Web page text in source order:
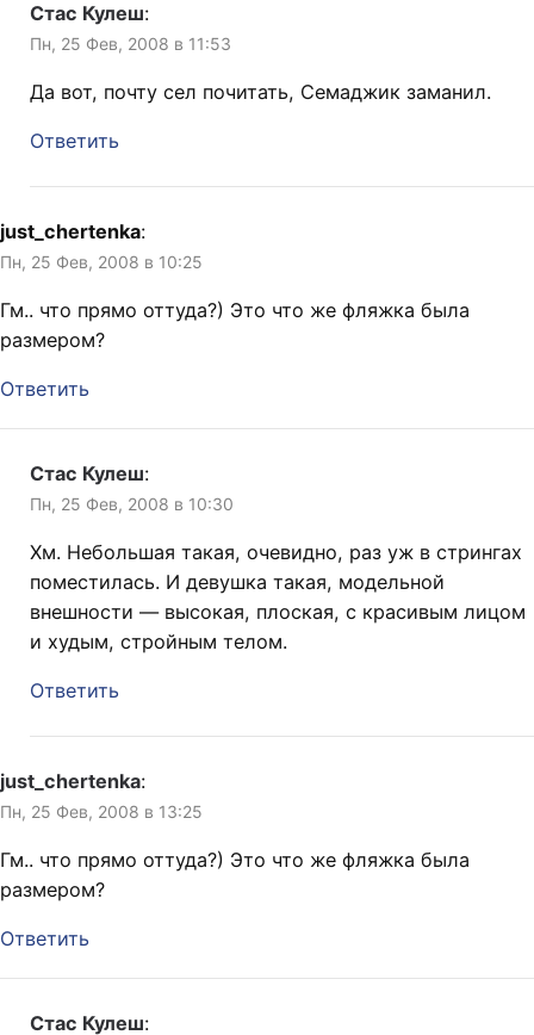
Стас Кулеш:
Пн, 25 Фев, 2008 в 11:53
Да вот, почту сел почитать, Семаджик заманил.
Ответить
just_chertenka:
Пн, 25 Фев, 2008 в 10:25
Гм.. что прямо оттуда?) Это что же фляжка была
размером?
Ответить
Стас Кулеш:
Пн, 25 Фев, 2008 в 10:30
Хм. Небольшая такая, очевидно, раз уж в стрингах
поместилась. И девушка такая, модельной
внешности — высокая, плоская, с красивым лицом
и худым, стройным телом.
Ответить
just_chertenka:
Пн, 25 Фев, 2008 в 13:25
Гм.. что прямо оттуда?) Это что же фляжка была
размером?
Ответить
Стас Кулеш: